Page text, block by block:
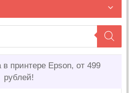
принтере Epson, от 499
рублей!